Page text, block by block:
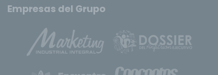
Empresas del Grupo